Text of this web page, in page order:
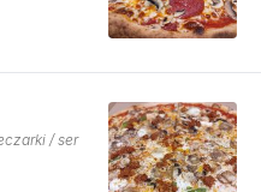
/ ser